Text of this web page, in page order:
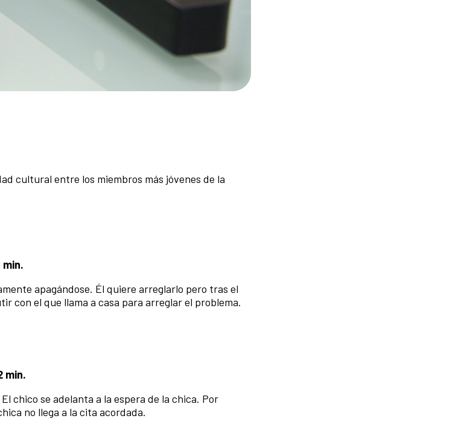
cultural entre los miembros más jóvenes de la
apagándose. Él quiere arreglarlo pero tras el
con el que llama a casa para arreglar el problema.
min.
chico se adelanta a la espera de la chica. Por
no llega a la cita acordada.